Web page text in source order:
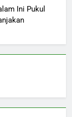
Ini Pukul